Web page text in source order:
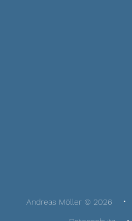
Andreas Möller © 2026